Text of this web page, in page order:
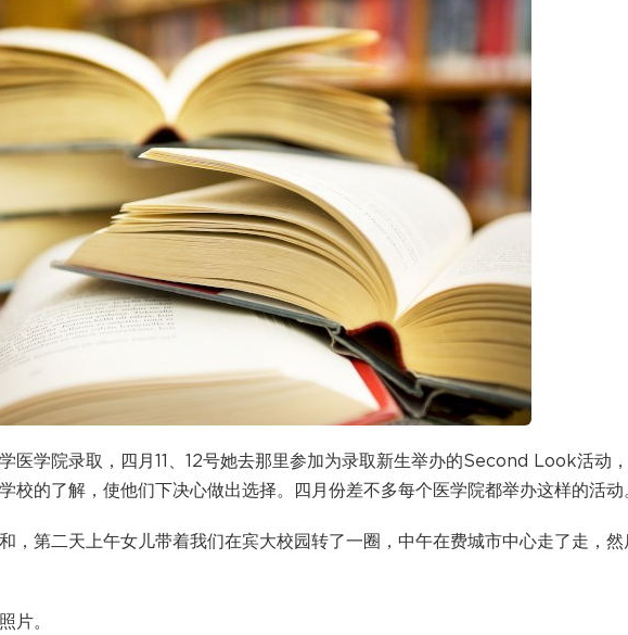
医学院录取，四月11、12号她去那里参加为录取新生举办的Second Look活动
校的了解，使他们下决心做出选择。四月份差不多每个医学院都举办这样的活动
，第二天上午女儿带着我们在宾大校园转了一圈，中午在费城市中心走了走，然
片。